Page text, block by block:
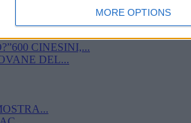
MORE OPTIONS
CINESINI,...
DEL...